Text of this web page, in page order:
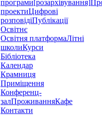
програми[розархівування]
проектиЦифрові
розповідіПублікації
Освітнє
Освітня платформаЛітні
школиКурси
Бібліотека
Календар
Крамниця
Приміщення
Конференц-
залПроживанняКафе
Контакти